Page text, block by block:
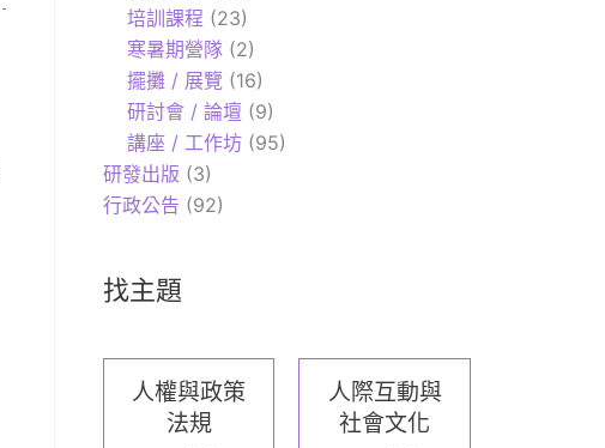
培訓課程 (23)
寒暑期營隊(2)
擺攤 / 展覽 (16)
研討會 / 論壇 (9)
講座 / 工作坊(95)
研發出版 (3)
行政公告 (92)
找主題
人權與政策
法規
人際互動與
社會文化